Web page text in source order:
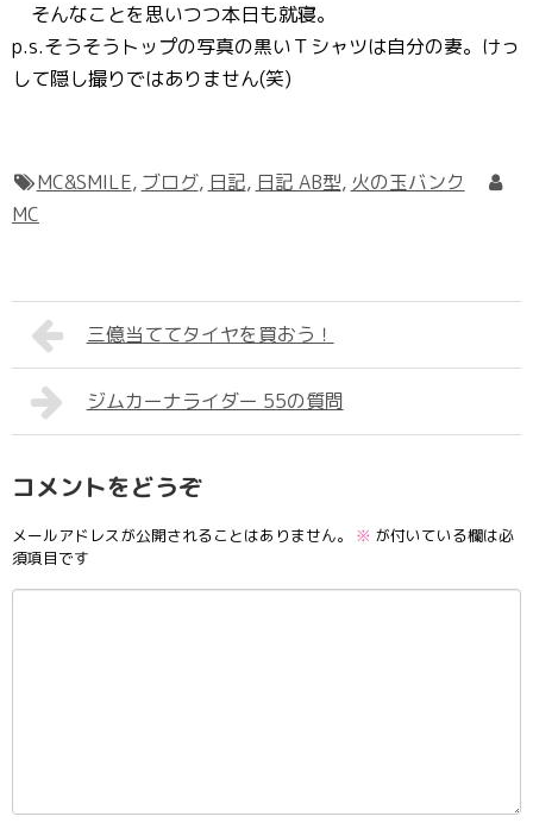
そんなことを思いつつ本日も就寝。
p.s.そうそうトップの写真の黒いＴシャツは自分の妻。けっ
して隠し撮りではありません(笑)
MC&SMILE, ブログ, 日記, 日記 AB型, 火の玉バンク
MC
三億当ててタイヤを買おう！
ジムカーナライダー 55の質問
コメントをどうぞ
メールアドレスが公開されることはありません。 ※ が付いている欄は必
須項目です